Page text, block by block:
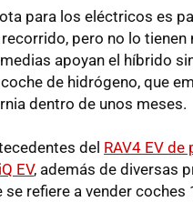
para los eléctricos es
pero no lo tienen
apoyan el híbrido
de hidrógeno, que
dentro de unos meses.
del RAV4 EV de
iQ EV, además de diversas
se refiere a vender coches